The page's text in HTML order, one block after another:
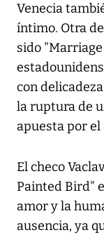
Venecia
íntimo. Otra
sido
con
la ruptura de
apuesta por
El checo
Painted Bird"
amor y la
ausencia, ya